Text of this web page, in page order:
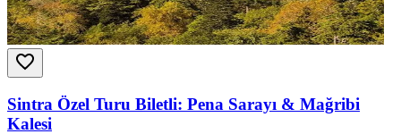
Sintra Özel Turu Biletli: Pena Sarayı & Mağribi
Kalesi